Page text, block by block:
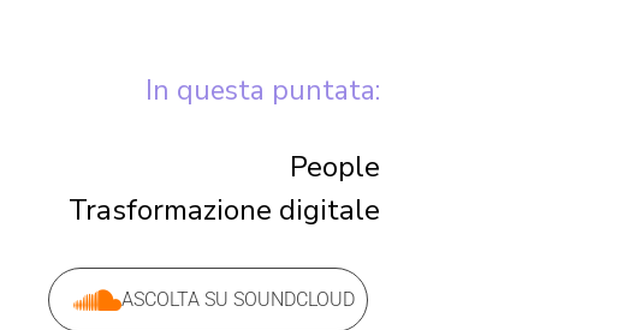
In questa puntata:
People
Trasformazione digitale
ASCOLTA SU SOUNDCLOUD